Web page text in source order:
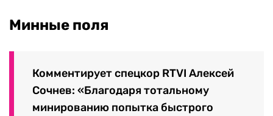
Минные поля
Комментирует спецкор RTVI Алексей
Сочнев: «Благодаря тотальному
минированию попытка быстрого